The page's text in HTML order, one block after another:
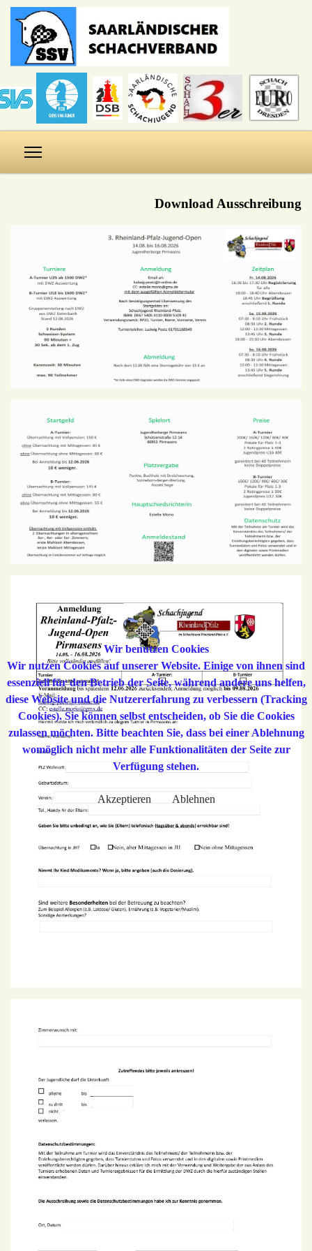
Download Ausschreibung
Wir benutzen Cookies
Wir nutzen Cookies auf unserer Website. Einige von ihnen sind
essenziell für den Betrieb der Seite, während andere uns helfen,
diese Website und die Nutzererfahrung zu verbessern (Tracking
Cookies). Sie können selbst entscheiden, ob Sie die Cookies
zulassen möchten. Bitte beachten Sie, dass bei einer Ablehnung
womöglich nicht mehr alle Funktionalitäten der Seite zur
Verfügung stehen.
Akzeptieren Ablehnen